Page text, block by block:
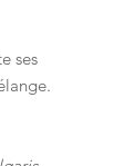
ses